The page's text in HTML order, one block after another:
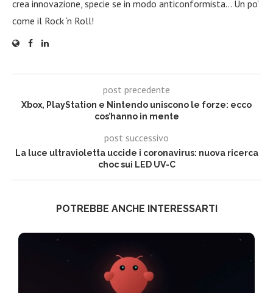
crea innovazione, specie se in modo anticonformista… Un po’
come il Rock ‘n Roll!
post precedente
Xbox, PlayStation e Nintendo uniscono le forze: ecco
cos’hanno in mente
post successivo
La luce ultravioletta uccide i coronavirus: nuova ricerca
choc sui LED UV-C
POTREBBE ANCHE INTERESSARTI